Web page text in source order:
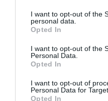
not limited to your visit or
grant or deny consent to
use your data for below
consent section.
I want to opt-out of the
personal data.
Opted In
I want to opt-out of the
Personal Data.
Opted In
I want to opt-out of
Personal Data for
Opted In